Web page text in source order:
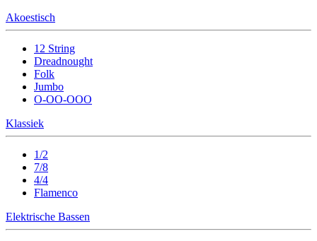
Akoestisch
12 String
Dreadnought
Folk
Jumbo
O-OO-OOO
Klassiek
1/2
7/8
4/4
Flamenco
Elektrische Bassen